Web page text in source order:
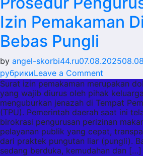
Mudah
Rusak
Izin Pemakaman
Bebas Pungli
by angel-skorbi44.ru07.08.2025
рубрикиLeave a Comment
Prosedur
Pengurusan
Surat
Izin
Di
Surat izin pemakaman merupakan
yang wajib diurus oleh pihak
menguburkan jenazah di Tempat
(TPU). Pemerintah daerah saat ini
birokrasi pengurusan perizinan
pelayanan publik yang cepat,
dari praktek pungutan liar (pungli).
sedang berduka, kemudahan dan […]